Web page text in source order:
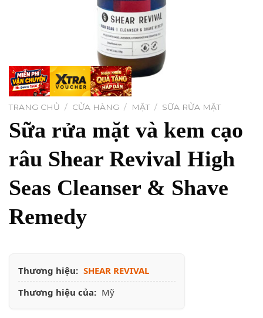
TRANG CHỦ / CỬA HÀNG / MẶT / SỮA RỬA MẶT
Sữa rửa mặt và kem cạo
râu Shear Revival High
Seas Cleanser & Shave
Remedy
Thương hiệu: SHEAR REVIVAL
Thương hiệu của: Mỹ